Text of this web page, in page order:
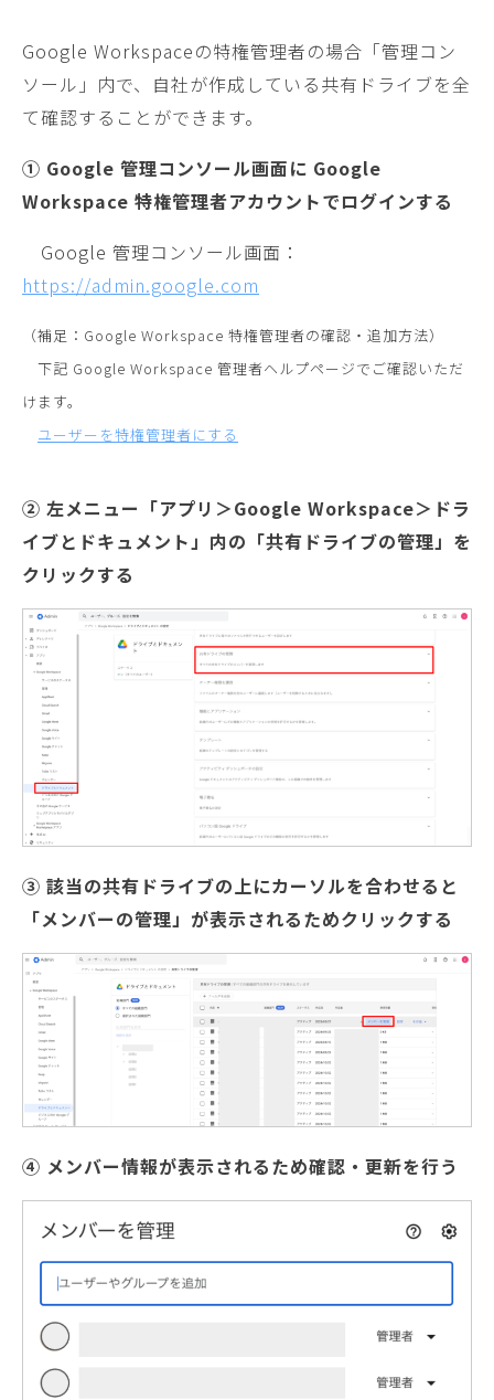
Google Workspaceの特権管理者の場合「管理コン
ソール」内で、自社が作成している共有ドライブを全
て確認することができます。
① Google 管理コンソール画面に Google
Workspace 特権管理者アカウントでログインする
Google 管理コンソール画面：
https://admin.google.com
（補足：Google Workspace 特権管理者の確認・追加方法）
下記 Google Workspace 管理者ヘルプページでご確認いただ
けます。
ユーザーを特権管理者にする
② 左メニュー「アプリ＞Google Workspace＞ドラ
イブとドキュメント」内の「共有ドライブの管理」を
クリックする
③ 該当の共有ドライブの上にカーソルを合わせると
「メンバーの管理」が表示されるためクリックする
④ メンバー情報が表示されるため確認・更新を行う